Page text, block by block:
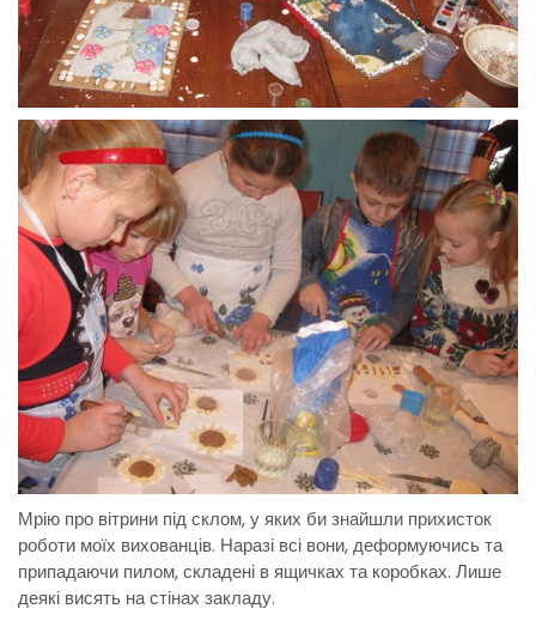
Мрію про вітрини під склом, у яких би знайшли прихисток
роботи моїх вихованців. Наразі всі вони, деформуючись та
припадаючи пилом, складені в ящичках та коробках. Лише
деякі висять на стінах закладу.